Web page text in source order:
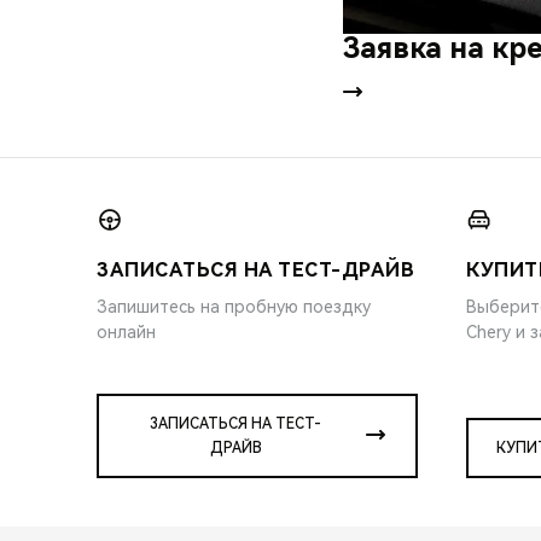
Заявка на
ЗАПИСАТЬСЯ НА ТЕСТ-ДРАЙВ
Запишитесь на пробную поездку
онлайн
ЗАПИСАТЬСЯ НА ТЕСТ-
ДРАЙВ
Chery и